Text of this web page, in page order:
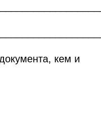
кем и